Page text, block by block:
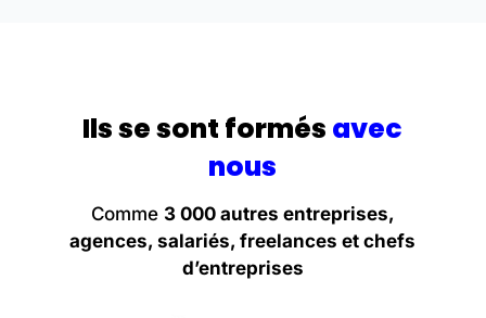
Ils se sont formés avec
nous
Comme 3 000 autres entreprises,
agences, salariés, freelances et chefs
d’entreprises